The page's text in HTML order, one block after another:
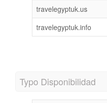
travelegyptuk.us
travelegyptuk.info
Typo Disponibilidad